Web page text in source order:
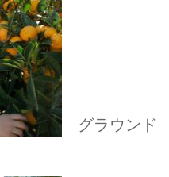
グラウンド